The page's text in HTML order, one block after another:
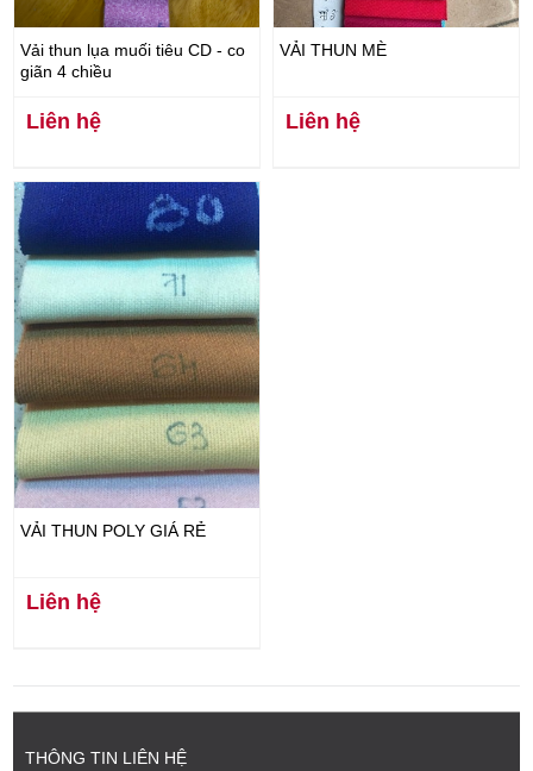
Vải thun lụa muối tiêu CD - co
giãn 4 chiều
Liên hệ
VẢI THUN MÈ
Liên hệ
VẢI THUN POLY GIÁ RẺ
Liên hệ
THÔNG TIN LIÊN HỆ